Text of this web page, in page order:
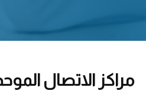
مراكز الاتصال